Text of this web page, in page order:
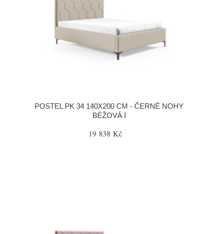
POSTEL PK 34 140X200 CM - ČERNÉ NOHY
BÉŽOVÁ I
19 838 Kč